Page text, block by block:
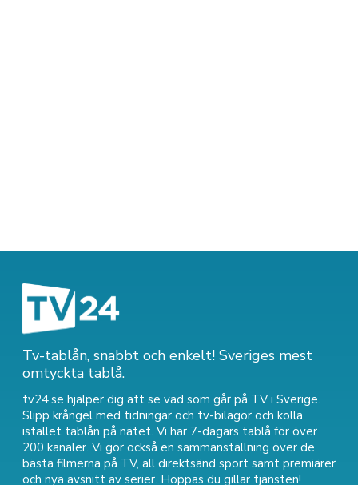
Tv-tablån, snabbt och enkelt! Sveriges mest
omtyckta tablå.
tv24.se hjälper dig att se vad som går på TV i Sverige.
Slipp krångel med tidningar och tv-bilagor och kolla
istället tablån på nätet. Vi har 7-dagars tablå för över
200 kanaler. Vi gör också en sammanställning över de
bästa filmerna på TV, all direktsänd sport samt premiärer
och nya avsnitt av serier. Hoppas du gillar tjänsten!